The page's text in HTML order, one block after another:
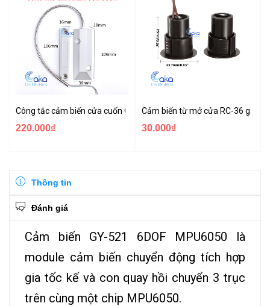
Công tắc cảm biến cửa cuốn OC-55
220.000₫
Cảm biến từ mở cửa RC-36 gắn
30.000₫
Thông tin
Đánh giá
Cảm biến GY-521 6DOF MPU6050 là
module cảm biến chuyển động tích hợp
gia tốc kế và con quay hồi chuyển 3 trục
trên cùng một chip MPU6050.